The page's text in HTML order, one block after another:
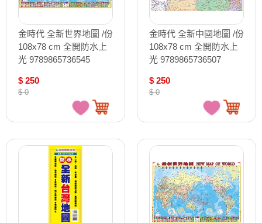
金時代 全新世界地圖 /份
108x78 cm 全開防水上
光 9789865736545
$ 250
$ 0
金時代 全新中國地圖 /份
108x78 cm 全開防水上
光 9789865736507
$ 250
$ 0